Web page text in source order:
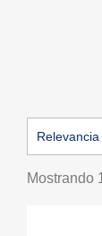
Relevancia
Mostrando